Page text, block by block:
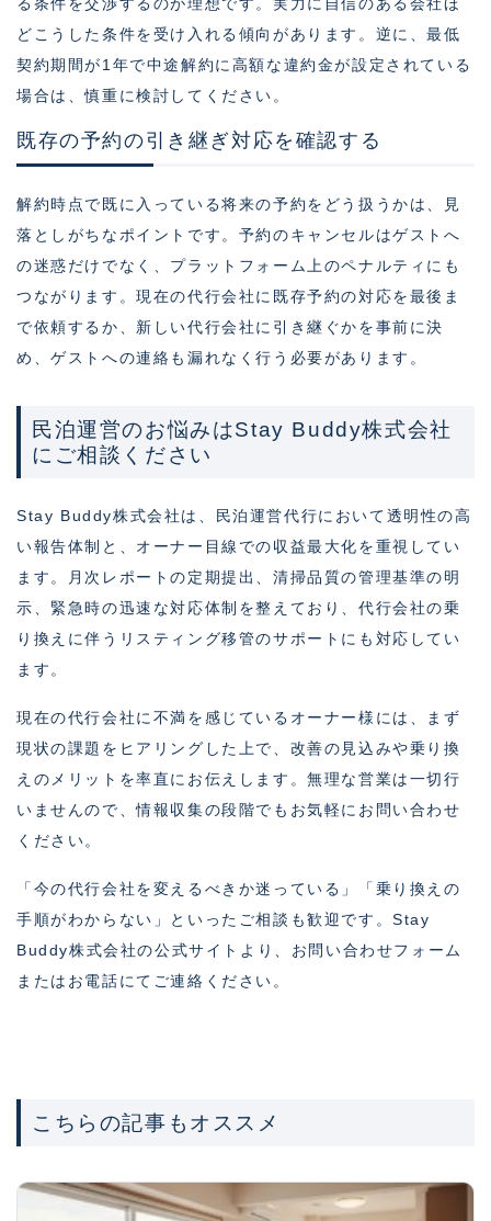
る条件を交渉するのが理想です。実力に自信のある会社ほ
どこうした条件を受け入れる傾向があります。逆に、最低
契約期間が1年で中途解約に高額な違約金が設定されている
場合は、慎重に検討してください。
既存の予約の引き継ぎ対応を確認する
解約時点で既に入っている将来の予約をどう扱うかは、見
落としがちなポイントです。予約のキャンセルはゲストへ
の迷惑だけでなく、プラットフォーム上のペナルティにも
つながります。現在の代行会社に既存予約の対応を最後ま
で依頼するか、新しい代行会社に引き継ぐかを事前に決
め、ゲストへの連絡も漏れなく行う必要があります。
民泊運営のお悩みはStay Buddy株式会社
にご相談ください
Stay Buddy株式会社は、民泊運営代行において透明性の高
い報告体制と、オーナー目線での収益最大化を重視してい
ます。月次レポートの定期提出、清掃品質の管理基準の明
示、緊急時の迅速な対応体制を整えており、代行会社の乗
り換えに伴うリスティング移管のサポートにも対応してい
ます。
現在の代行会社に不満を感じているオーナー様には、まず
現状の課題をヒアリングした上で、改善の見込みや乗り換
えのメリットを率直にお伝えします。無理な営業は一切行
いませんので、情報収集の段階でもお気軽にお問い合わせ
ください。
「今の代行会社を変えるべきか迷っている」「乗り換えの
手順がわからない」といったご相談も歓迎です。Stay
Buddy株式会社の公式サイトより、お問い合わせフォーム
またはお電話にてご連絡ください。
こちらの記事もオススメ